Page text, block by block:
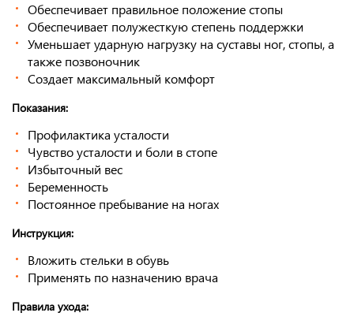
Обеспечивает правильное положение стопы
Обеспечивает полужесткую степень поддержки
Уменьшает ударную нагрузку на суставы ног, стопы, а
также позвоночник
Создает максимальный комфорт
Показания:
Профилактика усталости
Чувство усталости и боли в стопе
Избыточный вес
Беременность
Постоянное пребывание на ногах
Инструкция:
Вложить стельки в обувь
Применять по назначению врача
Правила ухода: